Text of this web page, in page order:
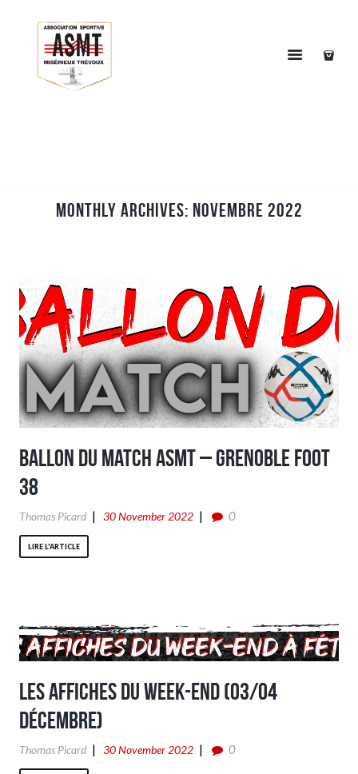
Monthly Archives: novembre 2022
Ballon du match ASMT – Grenoble Foot
38
Thomas Picard 30 November 2022 0
LIRE L'ARTICLE
Les affiches du week-end (03/04
Décembre)
Thomas Picard 30 November 2022 0